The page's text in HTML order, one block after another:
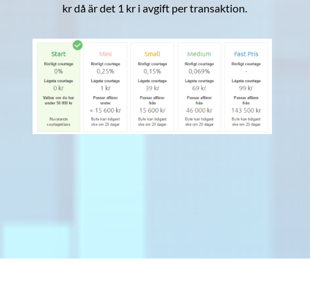
kr då är det 1 kr i avgift per transaktion.